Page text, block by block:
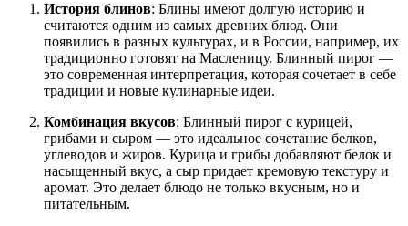
История блинов: Блины имеют долгую историю и
считаются одним из самых древних блюд. Они
появились в разных культурах, и в России, например, их
традиционно готовят на Масленицу. Блинный пирог —
это современная интерпретация, которая сочетает в себе
традиции и новые кулинарные идеи.
Комбинация вкусов: Блинный пирог с курицей,
грибами и сыром — это идеальное сочетание белков,
углеводов и жиров. Курица и грибы добавляют белок и
насыщенный вкус, а сыр придает кремовую текстуру и
аромат. Это делает блюдо не только вкусным, но и
питательным.